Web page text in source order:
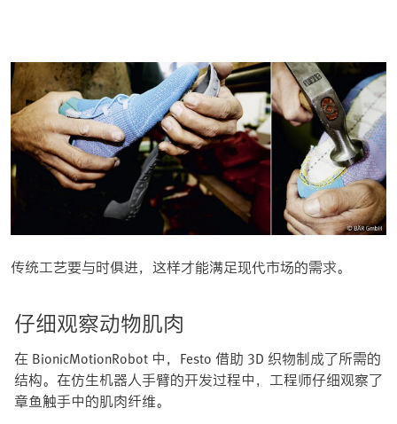
传统工艺要与时俱进，这样才能满足现代市场的需求。
仔细观察动物肌肉
在 BionicMotionRobot 中，Festo 借助 3D 织物制成了所需的
结构。在仿生机器人手臂的开发过程中，工程师仔细观察了
章鱼触手中的肌肉纤维。